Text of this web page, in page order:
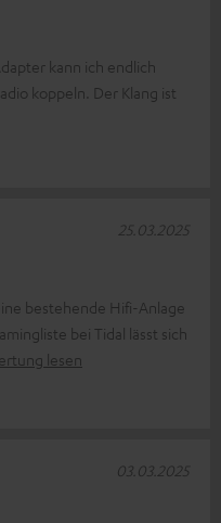
kann ich endlich
koppeln. Der Klang ist
bestehende Hifi-Anlage
bei Tidal lässt sich
lesen
25.03.2025
03.03.2025